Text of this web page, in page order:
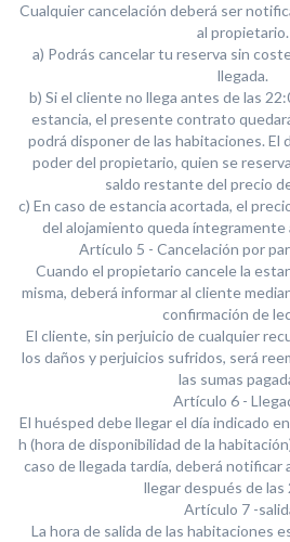
Cualquier cancelación deberá ser
al propietario.
a) Podrás cancelar tu reserva sin
llegada.
b) Si el cliente no llega antes de las
estancia, el presente contrato
podrá disponer de las habitaciones. El
poder del propietario, quien se
saldo restante del precio
c) En caso de estancia acortada, el
del alojamiento queda íntegramente
Artículo 5 - Cancelación por
Cuando el propietario cancele la
misma, deberá informar al cliente
confirmación de
El cliente, sin perjuicio de cualquier
los daños y perjuicios sufridos, será
las sumas
Artículo 6 -
El huésped debe llegar el día indicado
h (hora de disponibilidad de la
caso de llegada tardía, deberá notificar
llegar después de las
Artículo 7 -
La hora de salida de las habitaciones